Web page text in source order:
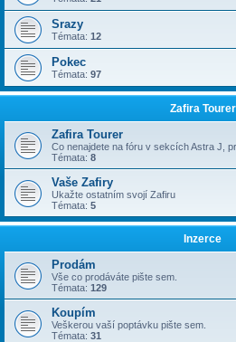
Srazy
Témata: 12
Pokec
Témata: 97
Zafira Tourer
Zafira Tourer
Co nenajdete na fóru v sekcích Astra J,
Témata: 8
Vaše Zafiry
Ukažte ostatním svojí Zafiru
Témata: 5
Inzerce
Prodám
Vše co prodáváte pište sem.
Témata: 129
Koupím
Veškerou vaší poptávku pište sem.
Témata: 31